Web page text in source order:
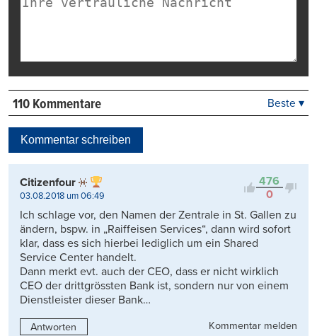
110 Kommentare
Kontrovers
Beste ▾
Kommentar schreiben
476
0
Citizenfour
03.08.2018 um 06:49
Ich schlage vor, den Namen der Zentrale in St. Gallen zu
ändern, bspw. in „Raiffeisen Services“, dann wird sofort
klar, dass es sich hierbei lediglich um ein Shared
Service Center handelt.
Dann merkt evt. auch der CEO, dass er nicht wirklich
CEO der drittgrössten Bank ist, sondern nur von einem
Dienstleister dieser Bank…
Antworten
Kommentar melden